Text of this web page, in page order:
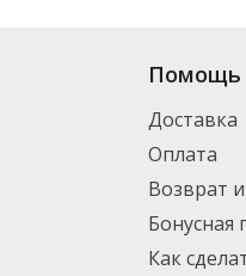
Помощь
Доставка
Оплата
Возврат
Бонусная
Как